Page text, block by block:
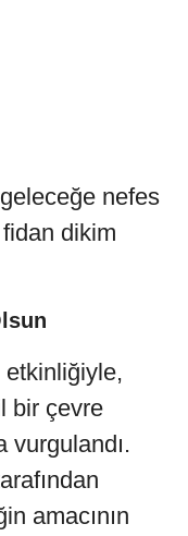
nefes
dikim
bir çevre
vurgulandı.
amacının